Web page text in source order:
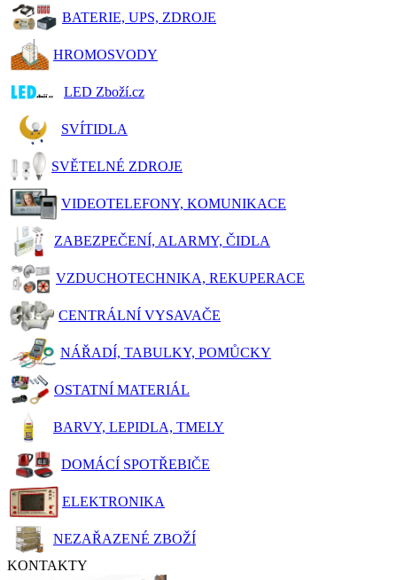
BATERIE, UPS, ZDROJE
HROMOSVODY
LED Zboží.cz
SVÍTIDLA
SVĚTELNÉ ZDROJE
VIDEOTELEFONY, KOMUNIKACE
ZABEZPEČENÍ, ALARMY, ČIDLA
VZDUCHOTECHNIKA, REKUPERACE
CENTRÁLNÍ VYSAVAČE
NÁŘADÍ, TABULKY, POMŮCKY
OSTATNÍ MATERIÁL
BARVY, LEPIDLA, TMELY
DOMÁCÍ SPOTŘEBIČE
ELEKTRONIKA
NEZAŘAZENÉ ZBOŽÍ
KONTAKTY